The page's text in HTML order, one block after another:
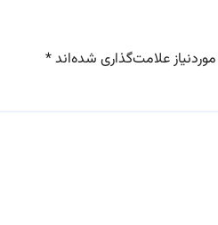
علامت‌گذاری شده‌اند*